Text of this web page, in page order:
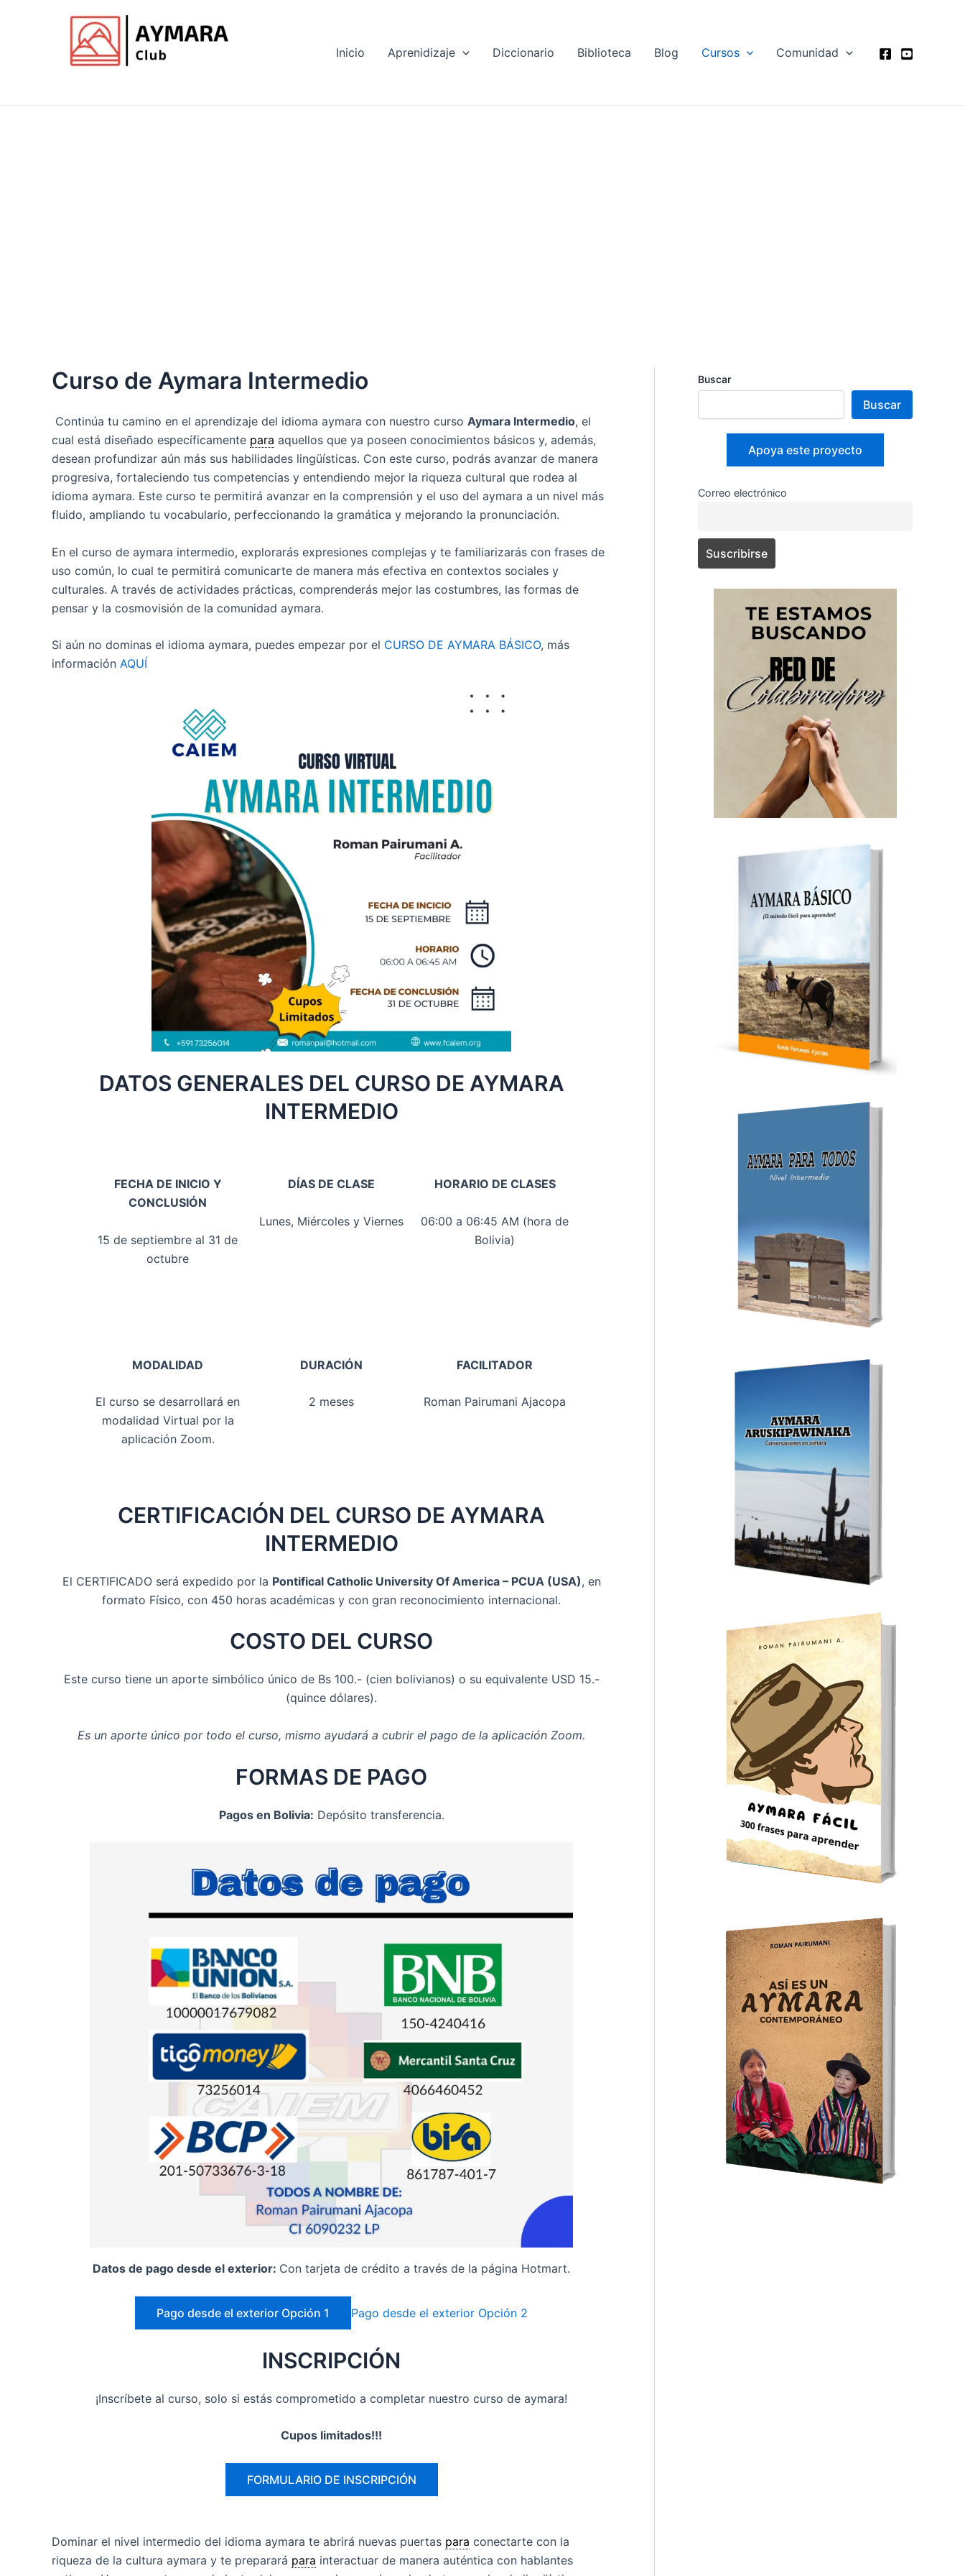
Inicio Aprenidizaje Diccionario Biblioteca Blog Cursos Comunidad
Curso de Aymara Intermedio
Continúa tu camino en el aprendizaje del idioma aymara con nuestro curso Aymara Intermedio, el
cual está diseñado específicamente para aquellos que ya poseen conocimientos básicos y, además,
desean profundizar aún más sus habilidades lingüísticas. Con este curso, podrás avanzar de manera
progresiva, fortaleciendo tus competencias y entendiendo mejor la riqueza cultural que rodea al
idioma aymara. Este curso te permitirá avanzar en la comprensión y el uso del aymara a un nivel más
fluido, ampliando tu vocabulario, perfeccionando la gramática y mejorando la pronunciación.
En el curso de aymara intermedio, explorarás expresiones complejas y te familiarizarás con frases de
uso común, lo cual te permitirá comunicarte de manera más efectiva en contextos sociales y
culturales. A través de actividades prácticas, comprenderás mejor las costumbres, las formas de
pensar y la cosmovisión de la comunidad aymara.
Si aún no dominas el idioma aymara, puedes empezar por el CURSO DE AYMARA BÁSICO, más
información AQUÍ
DATOS GENERALES DEL CURSO DE AYMARA
INTERMEDIO
FECHA DE INICIO Y
CONCLUSIÓN
15 de septiembre al 31 de
octubre
DÍAS DE CLASE
Lunes, Miércoles y Viernes
HORARIO DE CLASES
06:00 a 06:45 AM (hora de
Bolivia)
MODALIDAD
El curso se desarrollará en
modalidad Virtual por la
aplicación Zoom.
DURACIÓN
2 meses
FACILITADOR
Roman Pairumani Ajacopa
CERTIFICACIÓN DEL CURSO DE AYMARA
INTERMEDIO
El CERTIFICADO será expedido por la Pontifical Catholic University Of America – PCUA (USA), en
formato Físico, con 450 horas académicas y con gran reconocimiento internacional.
COSTO DEL CURSO
Este curso tiene un aporte simbólico único de Bs 100.- (cien bolivianos) o su equivalente USD 15.-
(quince dólares).
Es un aporte único por todo el curso, mismo ayudará a cubrir el pago de la aplicación Zoom.
FORMAS DE PAGO
Pagos en Bolivia: Depósito transferencia.
Datos de pago desde el exterior: Con tarjeta de crédito a través de la página Hotmart.
Pago desde el exterior Opción 1 Pago desde el exterior Opción 2
INSCRIPCIÓN
¡Inscríbete al curso, solo si estás comprometido a completar nuestro curso de aymara!
Cupos limitados!!!
FORMULARIO DE INSCRIPCIÓN
Dominar el nivel intermedio del idioma aymara te abrirá nuevas puertas para conectarte con la
riqueza de la cultura aymara y te preparará para interactuar de manera auténtica con hablantes
Buscar
Buscar
Apoya este proyecto
Correo electrónico